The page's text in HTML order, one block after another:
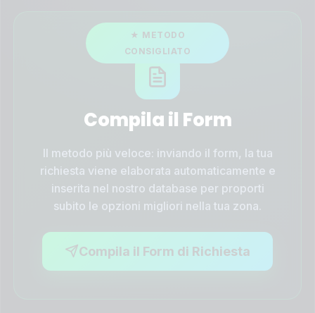
Compila il Form
Il metodo più veloce: inviando il form, la tua
richiesta viene elaborata automaticamente e
inserita nel nostro database per proporti
subito le opzioni migliori nella tua zona.
Compila il Form di Richiesta